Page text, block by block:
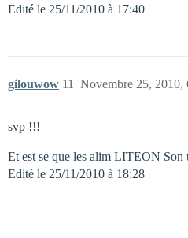
Edité le 25/11/2010 à 17:40
gilouwow Novembre 25, 2010,
11
svp !!!
Et est se que les alim LITEON Son
Edité le 25/11/2010 à 18:28